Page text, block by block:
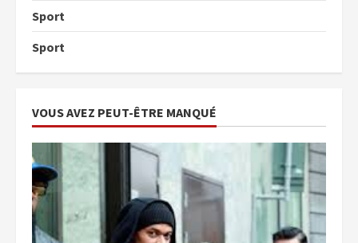
Sport
Sport
VOUS AVEZ PEUT-ÊTRE MANQUÉ